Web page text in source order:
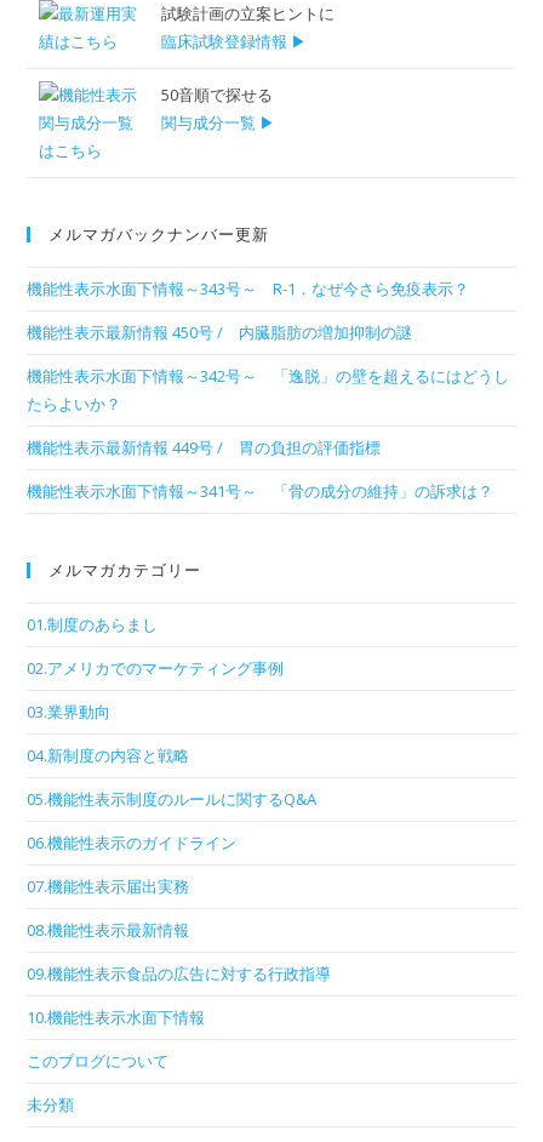
試験計画の立案ヒントに
臨床試験登録情報 ▶
50音順で探せる
関与成分一覧 ▶
メルマガバックナンバー更新
機能性表示水面下情報～343号～ R-1．なぜ今さら免疫表示？
機能性表示最新情報 450号 / 内臓脂肪の増加抑制の謎
機能性表示水面下情報～342号～ 「逸脱」の壁を超えるにはどうし
たらよいか？
機能性表示最新情報 449号 / 胃の負担の評価指標
機能性表示水面下情報～341号～ 「骨の成分の維持」の訴求は？
メルマガカテゴリー
01.制度のあらまし
02.アメリカでのマーケティング事例
03.業界動向
04.新制度の内容と戦略
05.機能性表示制度のルールに関するQ&A
06.機能性表示のガイドライン
07.機能性表示届出実務
08.機能性表示最新情報
09.機能性表示食品の広告に対する行政指導
10.機能性表示水面下情報
このブログについて
未分類